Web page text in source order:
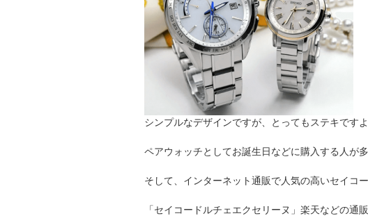
シンプルなデザインですが、とってもステキですよ
ペアウォッチとしてお誕生日などに購入する人が多
そして、インターネット通販で人気の高いセイコ
「セイコードルチェエクセリーヌ」楽天などの通